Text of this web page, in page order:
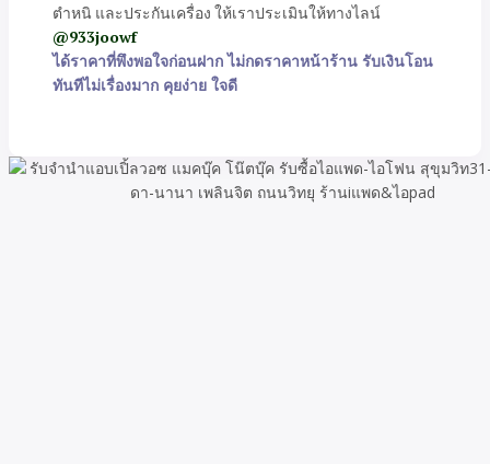
ตำหนิ และประกันเครื่อง ให้เราประเมินให้ทางไลน์
@933joowf
ได้ราคาที่พึงพอใจก่อนฝาก ไม่กดราคาหน้าร้าน รับเงินโอน
ทันทีไม่เรื่องมาก คุยง่าย ใจดี